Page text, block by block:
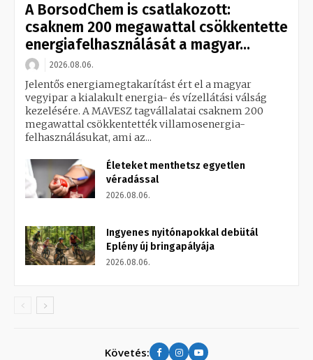
A BorsodChem is csatlakozott:
csaknem 200 megawattal csökkentette
energiafelhasználását a magyar...
2026.08.06.
Jelentős energiamegtakarítást ért el a magyar
vegyipar a kialakult energia- és vízellátási válság
kezelésére. A MAVESZ tagvállalatai csaknem 200
megawattal csökkentették villamosenergia-
felhasználásukat, ami az...
Életeket menthetsz egyetlen
véradással
2026.08.06.
Ingyenes nyitónapokkal debütál
Eplény új bringapályája
2026.08.06.
Követés: